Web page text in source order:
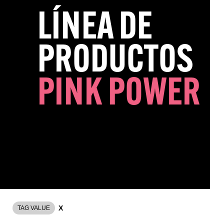
LÍNEA DE
PRODUCTOS
PINK POWER
TAG VALUE X